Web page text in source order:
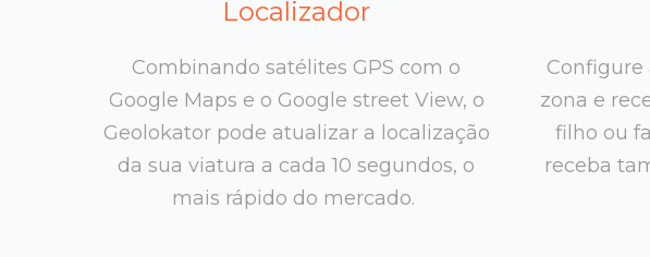
Localizador
Combinando satélites GPS com o
Google Maps e o Google street View, o
Geolokator pode atualizar a localização
da sua viatura a cada 10 segundos, o
mais rápido do mercado.
Configure
zona e
filho ou
receba